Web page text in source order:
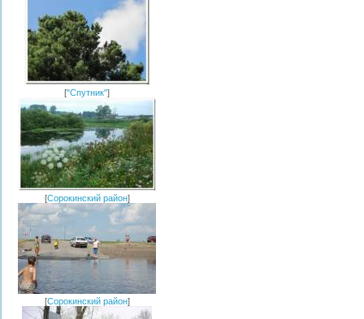
["Спутник"]
[Сорокинский район]
[Сорокинский район]